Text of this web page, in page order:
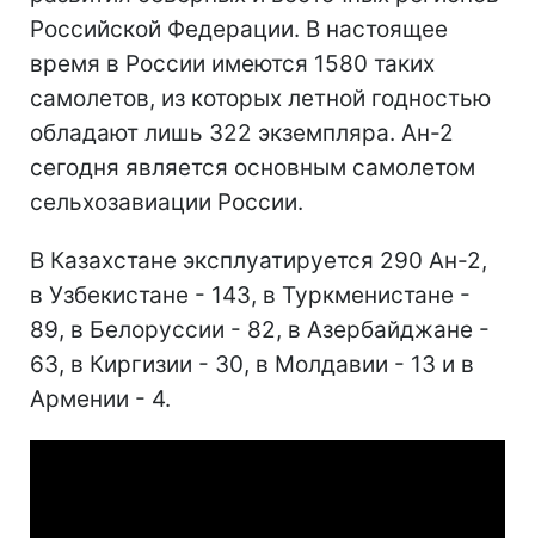
Российской Федерации. В настоящее
время в России имеются 1580 таких
самолетов, из которых летной годностью
обладают лишь 322 экземпляра. Ан-2
сегодня является основным самолетом
сельхозавиации России.
В Казахстане эксплуатируется 290 Ан-2,
в Узбекистане - 143, в Туркменистане -
89, в Белоруссии - 82, в Азербайджане -
63, в Киргизии - 30, в Молдавии - 13 и в
Армении - 4.